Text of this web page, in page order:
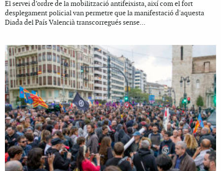
El servei d’ordre de la mobilització antifeixista, així com el fort
desplegament policial van permetre que la manifestació d'aquesta
Diada del País Valencià transcorregués sense...